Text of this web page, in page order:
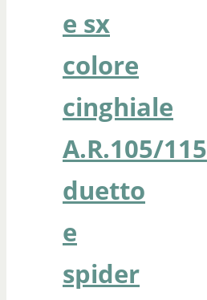
e sx
colore
cinghiale
A.R.105/115
duetto
e
spider